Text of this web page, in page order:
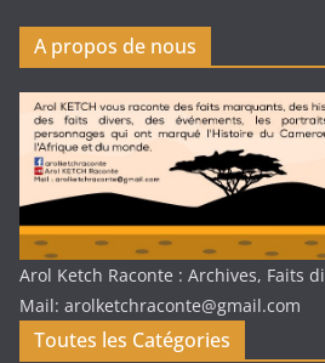
A propos de nous
Arol Ketch Raconte : Archives, Faits
Mail: arolketchraconte@gmail.com
Toutes les Catégories